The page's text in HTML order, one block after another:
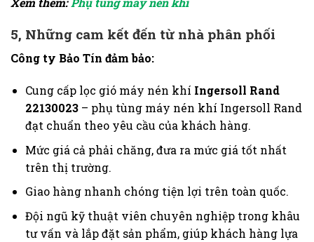
5, Những cam kết đến từ nhà phân phối
Công ty Bảo Tín đảm bảo:
Cung cấp lọc gió máy nén khí Ingersoll Rand
22130023– phụ tùng máy nén khí Ingersoll Rand
đạt chuẩn theo yêu cầu của khách hàng.
Mức giá cả phải chăng, đưa ra mức giá tốt nhất
trên thị trường.
Giao hàng nhanh chóng tiện lợi trên toàn quốc.
Đội ngũ kỹ thuật viên chuyên nghiệp trong khâu
tư vấn và lắp đặt sản phẩm, giúp khách hàng lựa